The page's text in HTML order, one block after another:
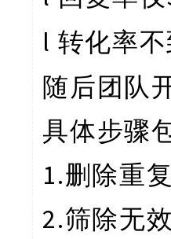
l 转化率
随后团队
具体步骤
1.删除重
2.筛除无